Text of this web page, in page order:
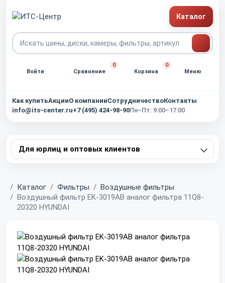
Каталог
Войти Сравнение
0
Корзина
0
Меню
Как купитьАкцииО компанииСотрудничествоКонтакты
info@its-center.ru+7 (495) 424-98-90Пн–Пт: 9:00–17:00
Для юрлиц и оптовых клиентов
Главная
Каталог Фильтры
Воздушные фильтры
Воздушный фильтр EK-3019AB аналог фильтра 11Q8-
20320 HYUNDAI